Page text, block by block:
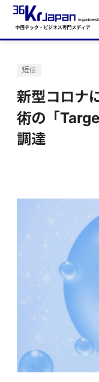
短信
新型コロナ
術の「
調達